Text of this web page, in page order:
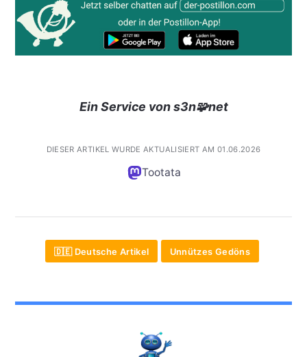
Ein Service von s3n🧩net
DIESER ARTIKEL WURDE AKTUALISIERT AM 01.06.2026
Tootata
🇩🇪 Deutsche Artikel Unnützes Gedöns